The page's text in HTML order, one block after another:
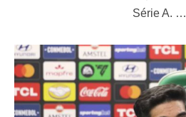
Série A. …